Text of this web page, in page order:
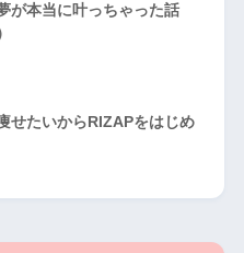
が本当に叶っちゃった話
せたいからRIZAPをはじめ